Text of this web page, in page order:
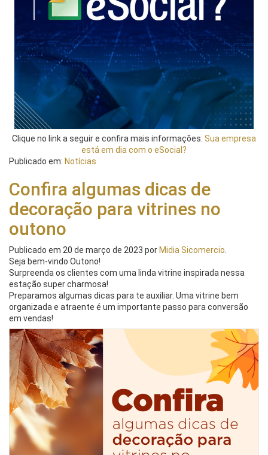
Clique no link a seguir e confira mais informações: Sua empresa
está em dia com o eSocial?
Publicado em: Notícias
Confira algumas dicas de
decoração para vitrines no
outono
Publicado em 20 de março de 2023 por Midia Sicomercio.
Seja bem-vindo Outono!
Surpreenda os clientes com uma linda vitrine inspirada nessa
estação super charmosa!
Preparamos algumas dicas para te auxiliar. Uma vitrine bem
organizada e atraente é um importante passo para conversão
em vendas!